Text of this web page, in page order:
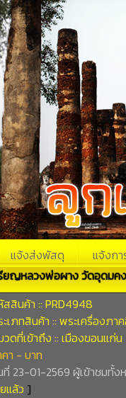
แจ้งส่งพัสดุ แจ้งกา
ยญหลวงพ่อผาง วัดอุดมค
สสินค้า :: PRD4948
ะเภทสินค้า :: พระเครื่องภา
วดที่เข้าถึง :: เมืองขอนแก่น
คา - บาท
ที่ 23-01-2569 ผู้เข้าชมทั้ง
แล้ว ]